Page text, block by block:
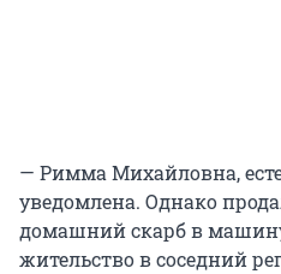
— Римма Михайловна,
уведомлена. Однако
домашний скарб в
жительство в соседний